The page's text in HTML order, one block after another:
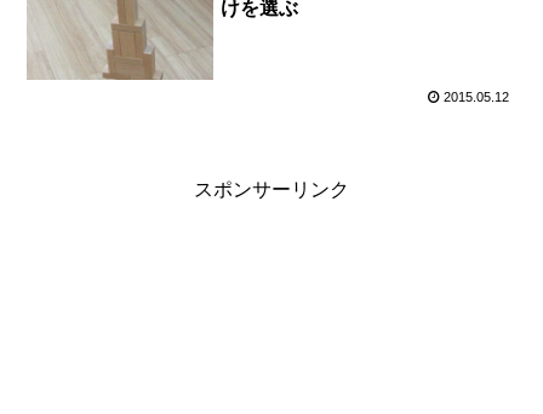
けを選ぶ
2015.05.12
スポンサーリンク